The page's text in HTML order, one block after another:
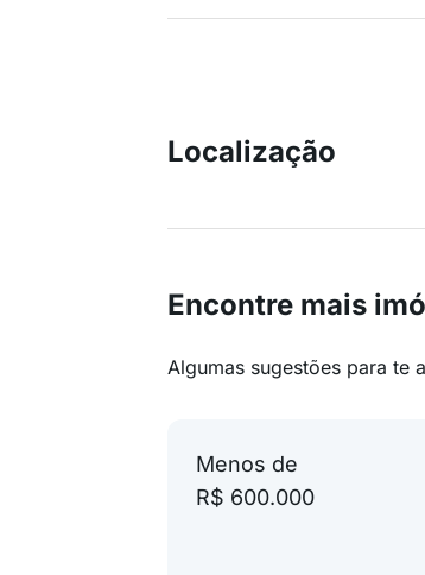
Localização
Encontre mais
Algumas sugestões para te
Menos de
R$ 600.000